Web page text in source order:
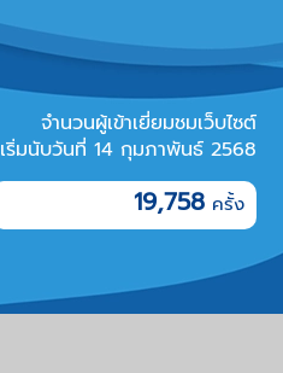
จำนวนผู้เข้าเยี่ยมชมเว็บไซต์
เริ่มนับวันที่ 14 กุมภาพันธ์ 2568
19,758